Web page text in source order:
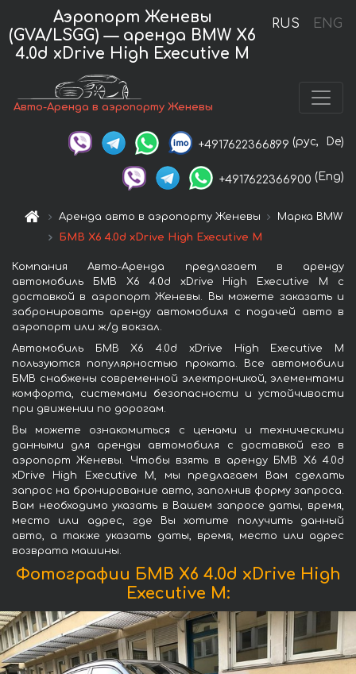
RUS ENG
Аэропорт Женевы
(GVA/LSGG) — аренда BMW X6
4.0d xDrive High Executive M
Авто-Аренда в аэропорту Женевы
+4917622366899 (рус, De)
+4917622366900 (Eng)
Аренда авто в аэропорту Женевы
Марка BMW
БМВ X6 4.0d xDrive High Executive M
Компания Авто-Аренда предлагает в аренду
автомобиль БМВ X6 4.0d xDrive High Executive M с
доставкой в аэропорт Женевы. Вы можете заказать и
забронировать аренду автомобиля с подачей авто в
аэропорт или ж/д вокзал.
Автомобиль БМВ X6 4.0d xDrive High Executive M
пользуются популярностью проката. Все автомобили
БМВ снабжены современной электроникой, элементами
комфорта, системами безопасности и устойчивости
при движении по дорогам.
Вы можете ознакомиться с ценами и техническими
данными для аренды автомобиля с доставкой его в
аэропорт Женевы. Чтобы взять в аренду БМВ X6 4.0d
xDrive High Executive M, мы предлагаем Вам сделать
запрос на бронирование авто, заполнив форму запроса.
Вам необходимо указать в Вашем запросе даты, время,
место или адрес, где Вы хотите получить данный
авто, а также указать даты, время, место или адрес
возврата машины.
Фотографии БМВ X6 4.0d xDrive High
Executive M: